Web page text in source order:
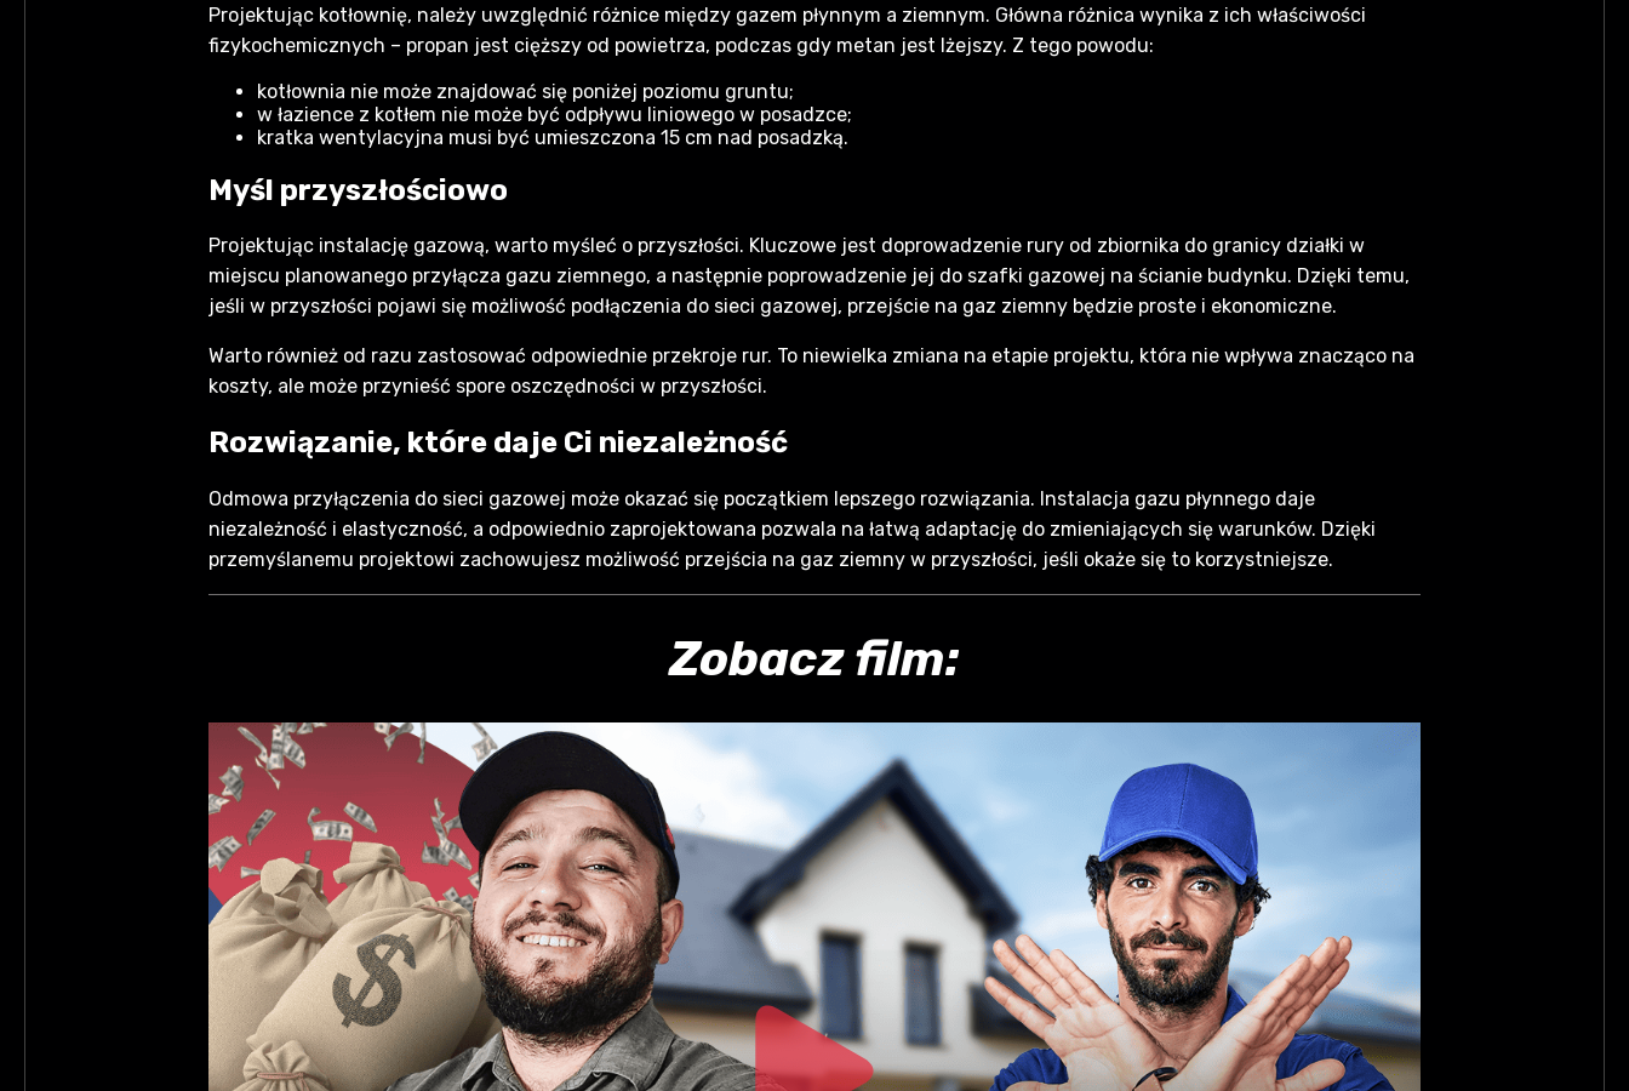
Projektując kotłownię, należy uwzględnić różnice między gazem płynnym a ziemnym. Główna różnica wynika z ich właściwości
fizykochemicznych – propan jest cięższy od powietrza, podczas gdy metan jest lżejszy. Z tego powodu:
kotłownia nie może znajdować się poniżej poziomu gruntu;
w łazience z kotłem nie może być odpływu liniowego w posadzce;
kratka wentylacyjna musi być umieszczona 15 cm nad posadzką.
Myśl przyszłościowo
Projektując instalację gazową, warto myśleć o przyszłości. Kluczowe jest doprowadzenie rury od zbiornika do granicy działki w
miejscu planowanego przyłącza gazu ziemnego, a następnie poprowadzenie jej do szafki gazowej na ścianie budynku. Dzięki temu,
jeśli w przyszłości pojawi się możliwość podłączenia do sieci gazowej, przejście na gaz ziemny będzie proste i ekonomiczne.
Warto również od razu zastosować odpowiednie przekroje rur. To niewielka zmiana na etapie projektu, która nie wpływa znacząco na
koszty, ale może przynieść spore oszczędności w przyszłości.
Rozwiązanie, które daje Ci niezależność
Odmowa przyłączenia do sieci gazowej może okazać się początkiem lepszego rozwiązania. Instalacja gazu płynnego daje
niezależność i elastyczność, a odpowiednio zaprojektowana pozwala na łatwą adaptację do zmieniających się warunków. Dzięki
przemyślanemu projektowi zachowujesz możliwość przejścia na gaz ziemny w przyszłości, jeśli okaże się to korzystniejsze.
Zobacz film: